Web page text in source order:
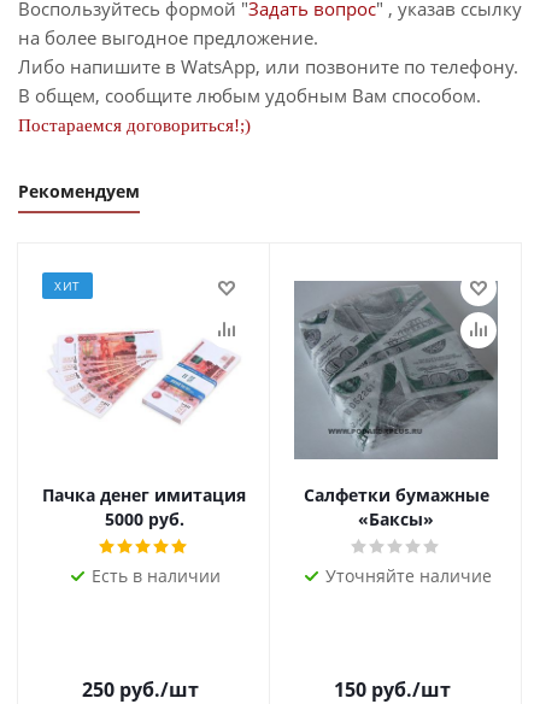
Воспользуйтесь формой "Задать вопрос" , указав ссылку
на более выгодное предложение.
Либо напишите в WatsApp, или позвоните по телефону.
В общем, сообщите любым удобным Вам способом.
Постараемся договориться!;)
Рекомендуем
ХИТ
Пачка денег имитация
5000 руб.
Есть в наличии
250руб./шт
Салфетки бумажные
«Баксы»
Уточняйте наличие
150руб./шт